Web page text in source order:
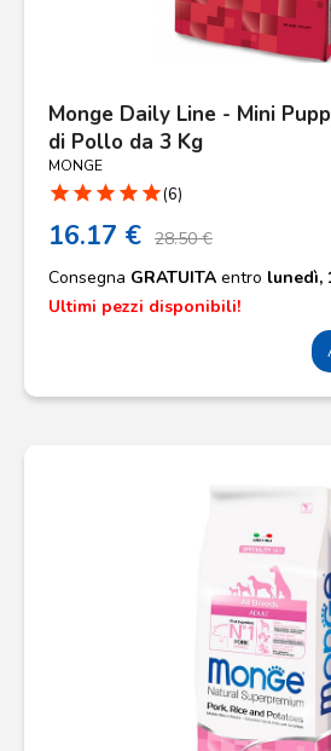
Monge Daily Line - Mini
di Pollo da 3 Kg
MONGE
star star star star star(6)
16.17 € 28.50 €
Consegna GRATUITA entro lunedì,
Ultimi pezzi disponibili!